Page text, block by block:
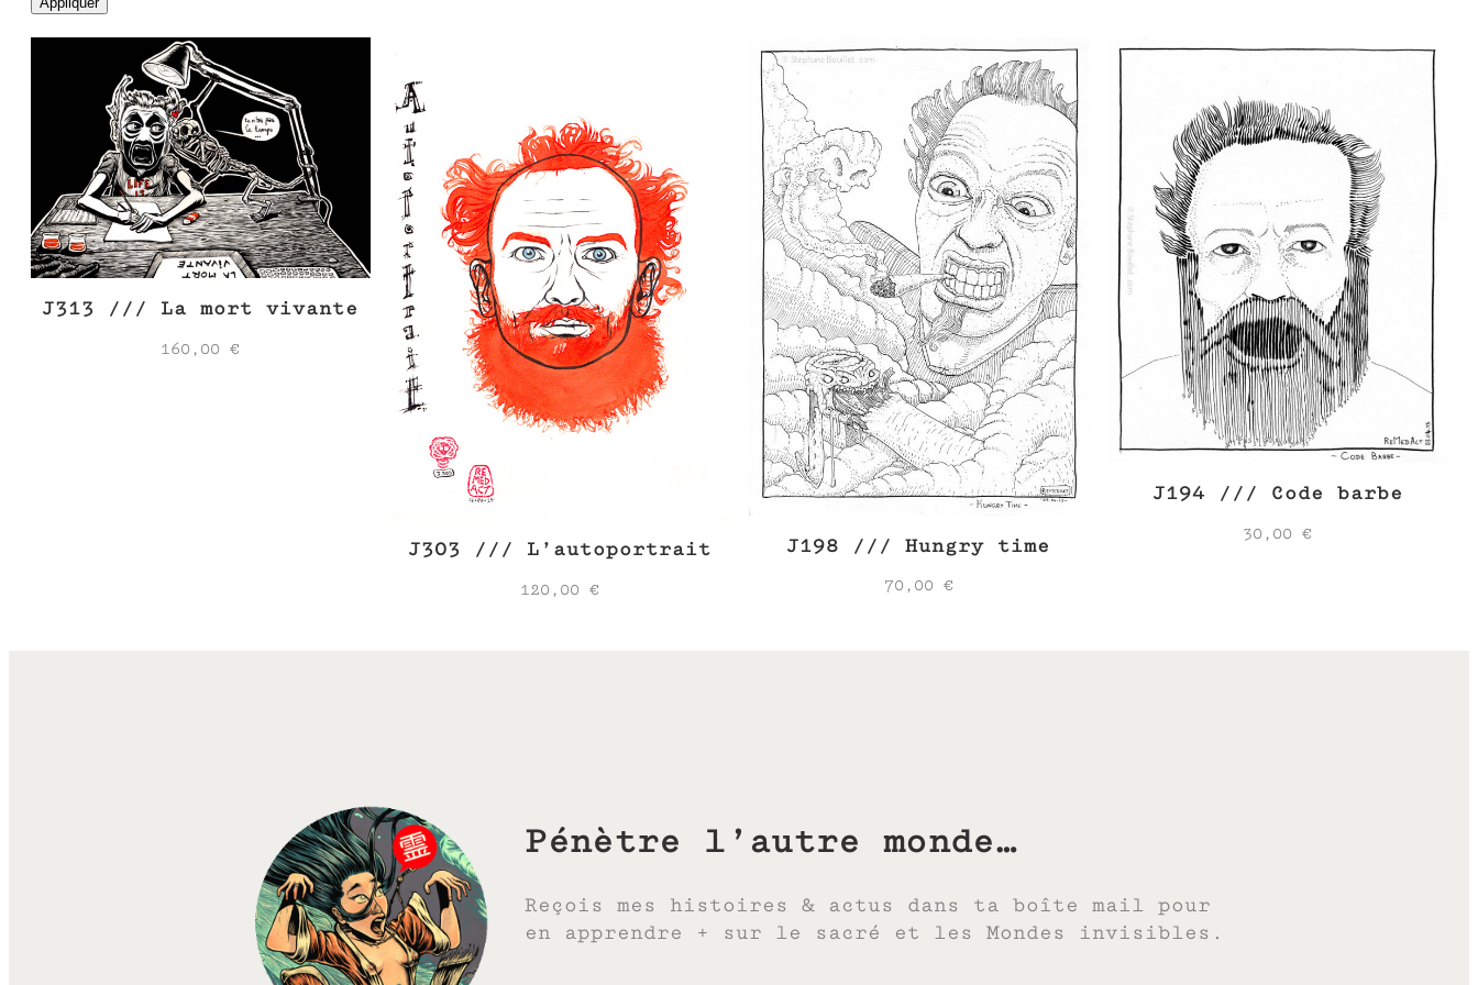
J313 /// La mort vivante
160,00€
J303 /// L’autoportrait
120,00 €
J198 /// Hungry time
70,00 €
J194 /// Code barbe
30,00€
Pénètre l’autre monde…
Reçois mes histoires & actus dans ta boîte mail pour
en apprendre + sur le sacré et les Mondes invisibles.